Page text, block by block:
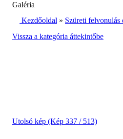
Galéria
Kezdőoldal » Szüreti felvonulás
Vissza a kategória áttekintőbe
Utolsó kép (Kép 337 / 513)